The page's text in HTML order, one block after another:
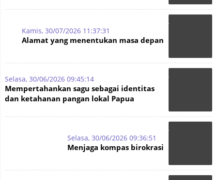
Kamis, 30/07/2026 11:37:31
Alamat yang menentukan masa depan
Selasa, 30/06/2026 09:45:14
Mempertahankan sagu sebagai identitas
dan ketahanan pangan lokal Papua
Selasa, 30/06/2026 09:36:51
Menjaga kompas birokrasi